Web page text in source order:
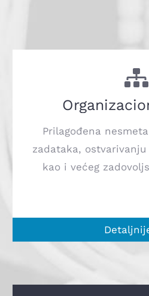
Prilagođena
zadataka,
kao i većeg